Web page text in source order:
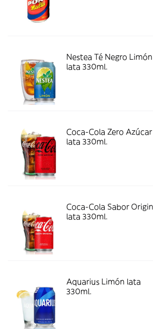
Nestea Té Negro Limón
lata 330ml.
Coca-Cola Zero Azúcar
lata 330ml.
Coca-Cola Sabor
lata 330ml.
Aquarius Limón lata
330ml.